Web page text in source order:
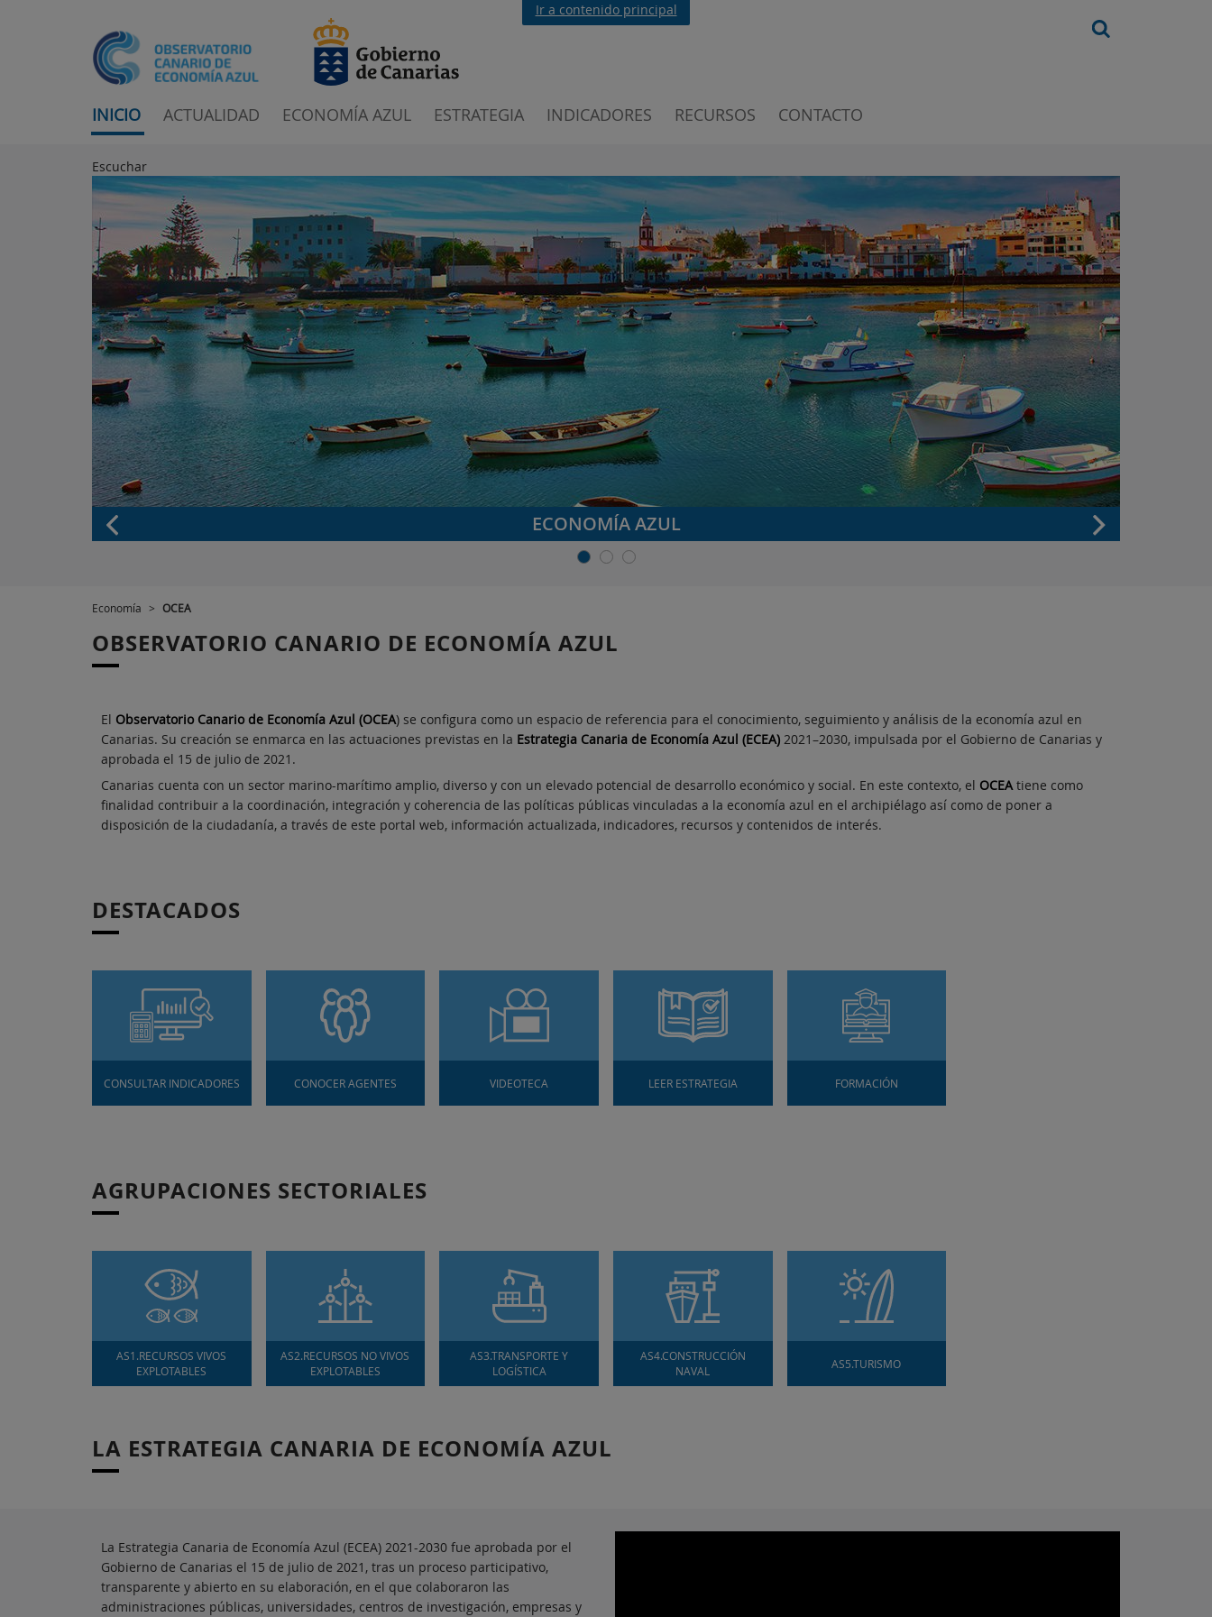
Ir a contenido principal
INICIO ACTUALIDAD ECONOMÍA AZUL ESTRATEGIA INDICADORES RECURSOS CONTACTO
Escuchar
ECONOMÍA AZUL
Economía > OCEA
OBSERVATORIO CANARIO DE ECONOMÍA AZUL
El Observatorio Canario de Economía Azul (OCEA) se configura como un espacio de referencia para el conocimiento, seguimiento y análisis de la economía azul en
Canarias. Su creación se enmarca en las actuaciones previstas en la Estrategia Canaria de Economía Azul (ECEA) 2021–2030, impulsada por el Gobierno de Canarias y
aprobada el 15 de julio de 2021.
Canarias cuenta con un sector marino-marítimo amplio, diverso y con un elevado potencial de desarrollo económico y social. En este contexto, el OCEAtiene como
finalidad contribuir a la coordinación, integración y coherencia de las políticas públicas vinculadas a la economía azul en el archipiélago así como de poner a
disposición de la ciudadanía, a través de este portal web, información actualizada, indicadores, recursos y contenidos de interés.
DESTACADOS
CONSULTAR INDICADORES CONOCER AGENTES VIDEOTECA LEER ESTRATEGIA FORMACIÓN
AGRUPACIONES SECTORIALES
AS1.RECURSOS VIVOS
EXPLOTABLES
AS2.RECURSOS NO VIVOS
EXPLOTABLES
AS3.TRANSPORTE Y
LOGÍSTICA
AS4.CONSTRUCCIÓN
NAVAL
AS5.TURISMO
LA ESTRATEGIA CANARIA DE ECONOMÍA AZUL
La Estrategia Canaria de Economía Azul (ECEA) 2021-2030 fue aprobada por el
Gobierno de Canarias el 15 de julio de 2021, tras un proceso participativo,
transparente y abierto en su elaboración, en el que colaboraron las
administraciones públicas, universidades, centros de investigación, empresas y